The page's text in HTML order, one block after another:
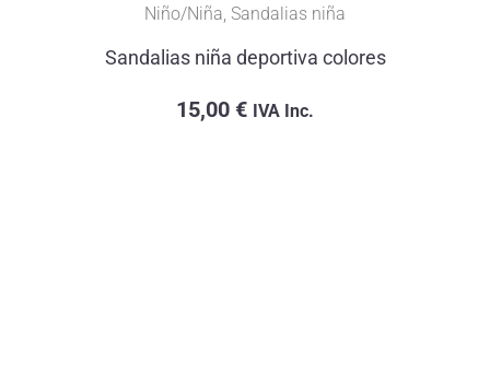
Niño/Niña Sandalias niña
Sandalias niña deportiva colores
15,00 € IVA Inc.